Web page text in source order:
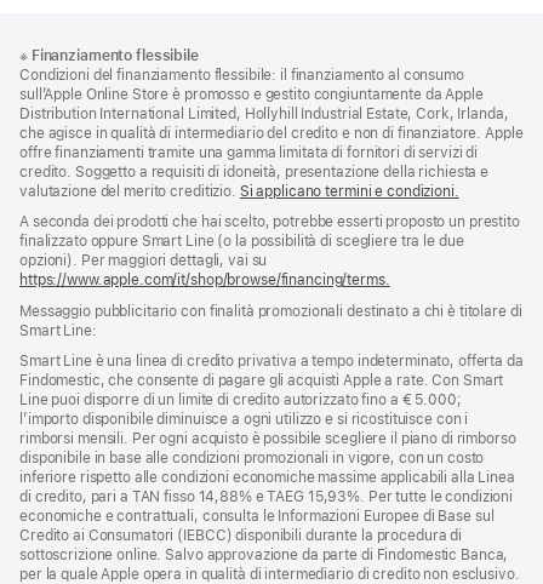
di
pagina
a
piè
di
pagina
※ Finanziamento flessibile
Condizioni del finanziamento flessibile: il finanziamento al consumo
sull’Apple Online Store è promosso e gestito congiuntamente da Apple
Distribution International Limited, Hollyhill Industrial Estate, Cork, Irlanda,
che agisce in qualità di intermediario del credito e non di finanziatore. Apple
offre finanziamenti tramite una gamma limitata di fornitori di servizi di
credito. Soggetto a requisiti di idoneità, presentazione della richiesta e
valutazione del merito creditizio. Si applicano termini e condizioni.
A seconda dei prodotti che hai scelto, potrebbe esserti proposto un prestito
finalizzato oppure Smart Line (o la possibilità di scegliere tra le due
opzioni). Per maggiori dettagli, vai su
https://www.apple.com/it/shop/browse/financing/terms.
Messaggio pubblicitario con finalità promozionali destinato a chi è titolare di
Smart Line:
Smart Line è una linea di credito privativa a tempo indeterminato, offerta da
Findomestic, che consente di pagare gli acquisti Apple a rate. Con Smart
Line puoi disporre di un limite di credito autorizzato fino a € 5.000;
l’importo disponibile diminuisce a ogni utilizzo e si ricostituisce con i
rimborsi mensili. Per ogni acquisto è possibile scegliere il piano di rimborso
disponibile in base alle condizioni promozionali in vigore, con un costo
inferiore rispetto alle condizioni economiche massime applicabili alla Linea
di credito, pari a TAN fisso 14,88% e TAEG 15,93%. Per tutte le condizioni
economiche e contrattuali, consulta le Informazioni Europee di Base sul
Credito ai Consumatori (IEBCC) disponibili durante la procedura di
sottoscrizione online. Salvo approvazione da parte di Findomestic Banca,
per la quale Apple opera in qualità di intermediario di credito non esclusivo.